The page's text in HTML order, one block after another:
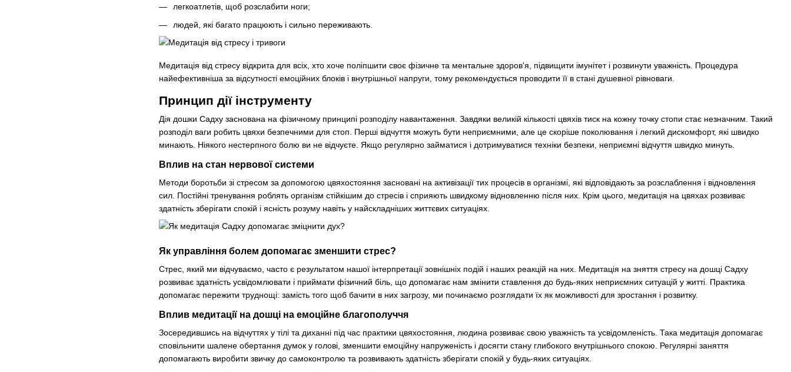
легкоатлетів, щоб розслабити ноги;
людей, які багато працюють і сильно переживають.
Медитація від стресу відкрита для всіх, хто хоче поліпшити своє фізичне та ментальне здоров'я, підвищити імунітет і розвинути уважність. Процедура
найефективніша за відсутності емоційних блоків і внутрішньої напруги, тому рекомендується проводити її в стані душевної рівноваги.
Принцип дії інструменту
Дія дошки Садху заснована на фізичному принципі розподілу навантаження. Завдяки великій кількості цвяхів тиск на кожну точку стопи стає незначним. Такий
розподіл ваги робить цвяхи безпечними для стоп. Перші відчуття можуть бути неприємними, але це скоріше поколювання і легкий дискомфорт, які швидко
минають. Ніякого нестерпного болю ви не відчуєте. Якщо регулярно займатися і дотримуватися техніки безпеки, неприємні відчуття швидко минуть.
Вплив на стан нервової системи
Методи боротьби зі стресом за допомогою цвяхостояння засновані на активізації тих процесів в організмі, які відповідають за розслаблення і відновлення
сил. Постійні тренування роблять організм стійкішим до стресів і сприяють швидкому відновленню після них. Крім цього, медитація на цвяхах розвиває
здатність зберігати спокій і ясність розуму навіть у найскладніших життєвих ситуаціях.
Як управління болем допомагає зменшити стрес?
Стрес, який ми відчуваємо, часто є результатом нашої інтерпретації зовнішніх подій і наших реакцій на них. Медитація на зняття стресу на дошці Садху
розвиває здатність усвідомлювати і приймати фізичний біль, що допомагає нам змінити ставлення до будь-яких неприємних ситуацій у житті. Практика
допомагає пережити труднощі: замість того щоб бачити в них загрозу, ми починаємо розглядати їх як можливості для зростання і розвитку.
Вплив медитації на дошці на емоційне благополуччя
Зосередившись на відчуттях у тілі та диханні під час практики цвяхостояння, людина розвиває свою уважність та усвідомленість. Така медитація допомагає
сповільнити шалене обертання думок у голові, зменшити емоційну напруженість і досягти стану глибокого внутрішнього спокою. Регулярні заняття
допомагають виробити звичку до самоконтролю та розвивають здатність зберігати спокій у будь-яких ситуаціях.